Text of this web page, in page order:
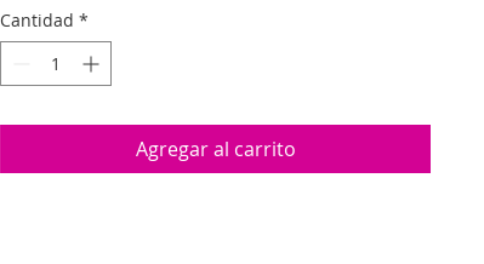
Cantidad *
Agregar al carrito